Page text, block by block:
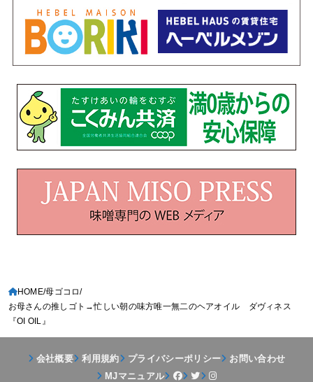
HOME 母ゴコロ
お母さんの推しゴト→忙しい朝の味方唯一無二のヘアオイル ダヴィネス
『OI OIL』
会社概要 利用規約 プライバシーポリシー
お問い合わせ
MJマニュアル